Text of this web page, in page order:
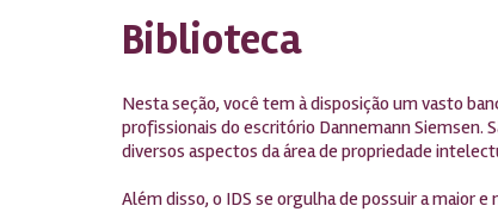
Biblioteca
Nesta seção, você tem à disposição um vasto
profissionais do escritório Dannemann Siemsen.
diversos aspectos da área de propriedade
Além disso, o IDS se orgulha de possuir a maior